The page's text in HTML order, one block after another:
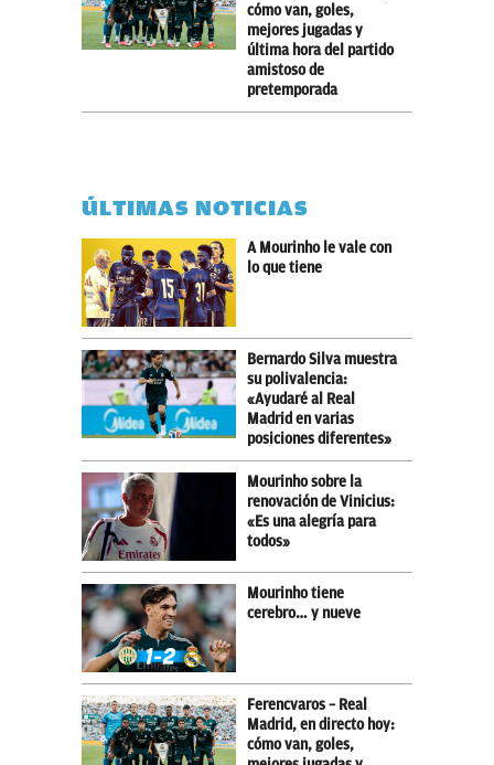
cómo van, goles,
mejores jugadas y
última hora del partido
amistoso de
pretemporada
ÚLTIMAS NOTICIAS
A Mourinho le vale con
lo que tiene
Bernardo Silva muestra
su polivalencia:
«Ayudaré al Real
Madrid en varias
posiciones diferentes»
Mourinho sobre la
renovación de Vinicius:
«Es una alegría para
todos»
Mourinho tiene
cerebro… y nueve
Ferencvaros – Real
Madrid, en directo hoy:
cómo van, goles,